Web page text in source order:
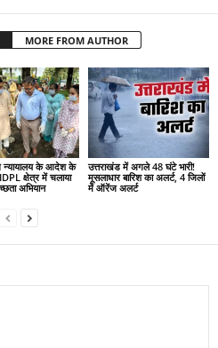
MORE FROM AUTHOR
न्यायालय के आदेश के
क्षेत्र में चलाया
अभियान
उत्तराखंड में अगले 48 घंटे भारी!
मूसलाधार बारिश का अलर्ट, 4 जिलों
में ऑरेंज अलर्ट